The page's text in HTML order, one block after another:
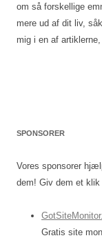
om så forskellige
mere ud af dit liv,
mig i en af
SPONSORER
Vores sponsorer
dem! Giv dem et
Gratis site